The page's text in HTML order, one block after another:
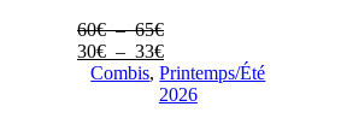
60€ – 65€Plage
de
prix :
60€
30€ – 33€Plage
de
prix :
Combis,Printemps/Été
2026